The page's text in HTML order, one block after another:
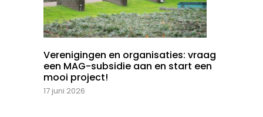
Verenigingen en organisaties: vraag
een MAG-subsidie aan en start een
mooi project!
17 juni 2026